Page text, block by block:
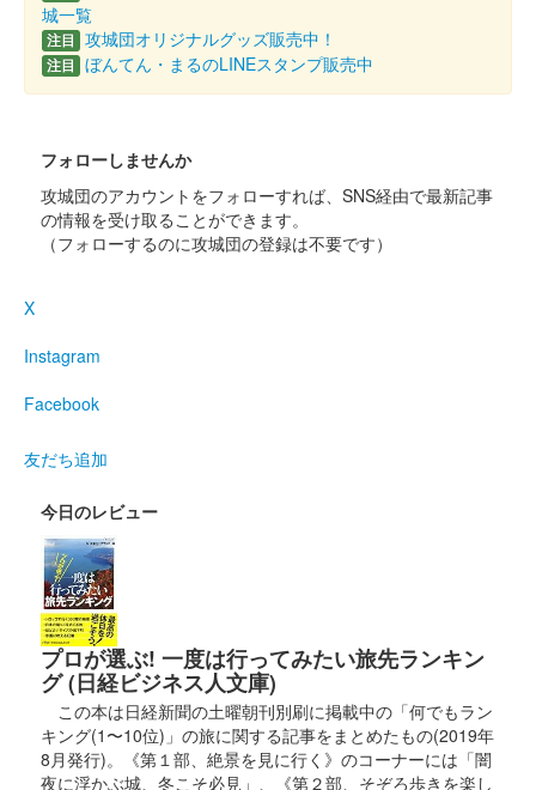
城一覧
注目 攻城団オリジナルグッズ販売中！
注目 ぼんてん・まるのLINEスタンプ販売中
フォローしませんか
攻城団のアカウントをフォローすれば、SNS経由で最新記事
の情報を受け取ることができます。
（フォローするのに攻城団の登録は不要です）
X
Instagram
Facebook
友だち追加
今日のレビュー
プロが選ぶ! 一度は行ってみたい旅先ランキン
グ (日経ビジネス人文庫)
この本は日経新聞の土曜朝刊別刷に掲載中の「何でもラン
キング(1〜10位)」の旅に関する記事をまとめたもの(2019年
8月発行)。《第１部、絶景を見に行く》のコーナーには「闇
夜に浮かぶ城、冬こそ必見」、《第２部、そぞろ歩きを楽し